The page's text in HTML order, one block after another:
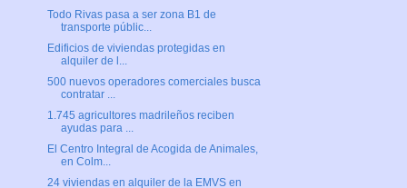
Todo Rivas pasa a ser zona B1 de
transporte públic...
Edificios de viviendas protegidas en
alquiler de l...
500 nuevos operadores comerciales busca
contratar ...
1.745 agricultores madrileños reciben
ayudas para ...
El Centro Integral de Acogida de Animales,
en Colm...
24 viviendas en alquiler de la EMVS en